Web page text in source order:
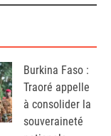
Burkina Faso :
Traoré appelle
à consolider la
souveraineté